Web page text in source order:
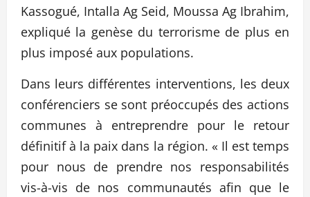
Kassogué, Intalla Ag Seid, Moussa Ag Ibrahim,
expliqué la genèse du terrorisme de plus en
plus imposé aux populations.
Dans leurs différentes interventions, les deux
conférenciers se sont préoccupés des actions
communes à entreprendre pour le retour
définitif à la paix dans la région. « Il est temps
pour nous de prendre nos responsabilités
vis-à-vis de nos communautés afin que le